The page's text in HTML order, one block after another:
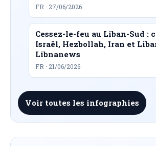
FR · 27/06/2026
Cessez-le-feu au Liban-Sud :
Israël, Hezbollah, Iran et
Libnanews
FR · 21/06/2026
Voir toutes les infographies